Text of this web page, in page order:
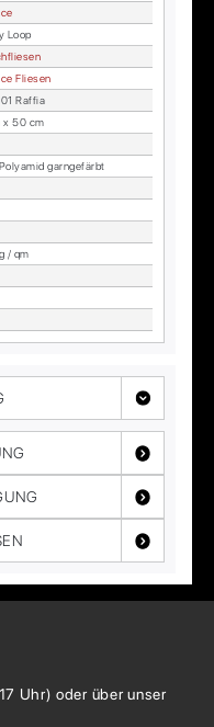
Loop
Flie­sen
Raf­fia
x 50 cm
garn­ge­färbt
/ qm
Uhr) oder überunser